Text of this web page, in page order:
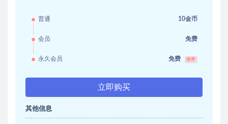
普通 10金币
会员 免费
永久会员 免费 推荐
立即购买
其他信息